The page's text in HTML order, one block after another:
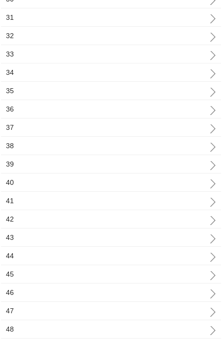
31
32
33
34
35
36
37
38
39
40
41
42
43
44
45
46
47
48